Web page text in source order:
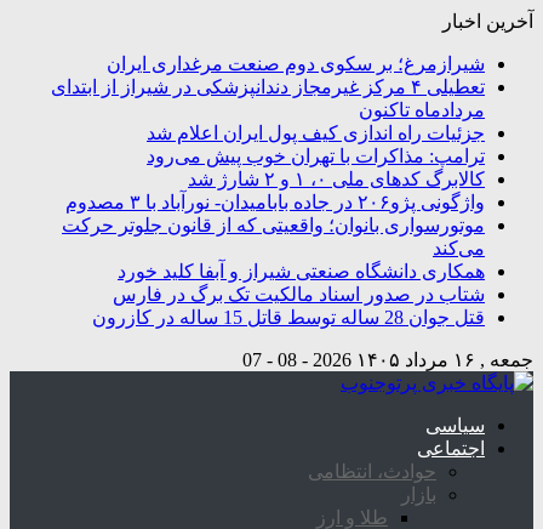
آخرین اخبار
شیرازمرغ؛ بر سکوی دوم صنعت مرغداری ایران
تعطیلی ۴ مرکز غیرمجاز دندانپزشکی در شیراز از ابتدای
مردادماه تاکنون
جزئیات راه اندازی کیف پول ایران اعلام شد
ترامپ: مذاکرات با تهران خوب پیش می‌رود
کالابرگ کدهای ملی ۰، ۱ و ۲ شارژ شد
واژگونی پژو۲۰۶ در جاده بابامیدان- نورآباد با ۳ مصدوم
موتورسواری بانوان؛ واقعیتی که از قانون جلوتر حرکت
می‌کند
همکاری دانشگاه صنعتی شیراز و آبفا کلید خورد
شتاب در صدور اسناد مالکیت تک برگ در فارس
قتل جوان 28 ساله توسط قاتل 15 ساله در کازرون
جمعه , ۱۶ مرداد ۱۴۰۵ 2026 - 08 - 07
سیاسی
اجتماعی
حوادث، انتظامی
بازار
طلا و ارز